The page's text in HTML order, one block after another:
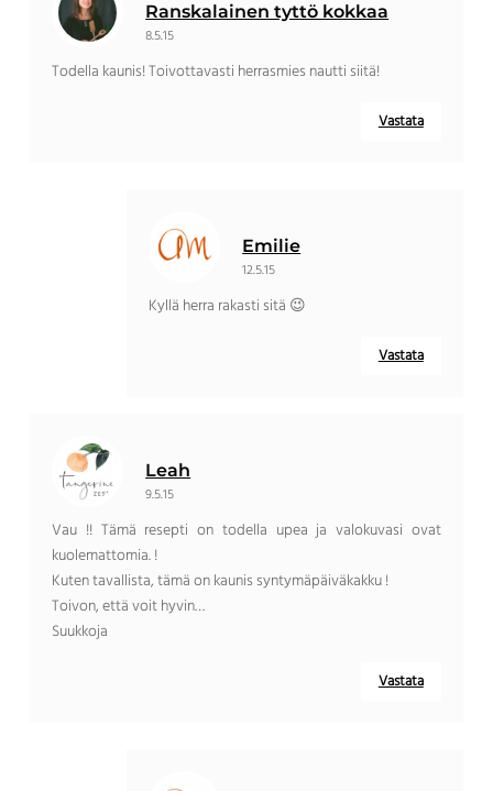
Ranskalainen tyttö kokkaa
8.5.15
Todella kaunis! Toivottavasti herrasmies nautti siitä!
Vastata
Emilie
12.5.15
Kyllä herra rakasti sitä 😉
Vastata
Leah
9.5.15
Vau !! Tämä resepti on todella upea ja valokuvasi ovat
kuolemattomia. !
Kuten tavallista, tämä on kaunis syntymäpäiväkakku !
Toivon, että voit hyvin…
Suukkoja
Vastata